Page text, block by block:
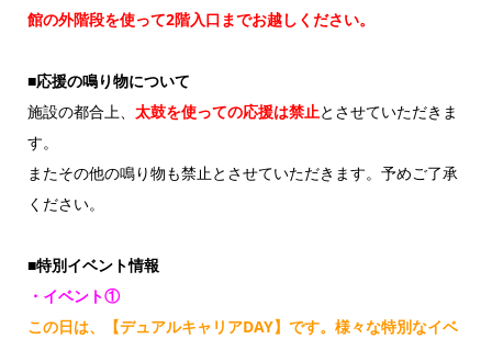
館の外階段を使って2階入口までお越しください。
■応援の鳴り物について
施設の都合上、 太鼓を使っての応援は禁止とさせていただきま
す。
またその他の鳴り物も禁止とさせていただきます。予めご了承
ください。
■特別イベント情報
・イベント①
この日は、【デュアルキャリアDAY】です。様々な特別なイベ